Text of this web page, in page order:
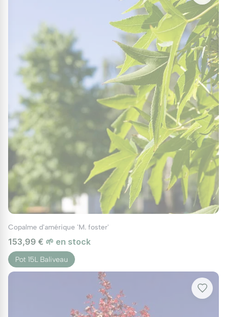
Copalme d'amérique 'M. foster'
153,99 € 🌱 en stock
Pot 15L Baliveau